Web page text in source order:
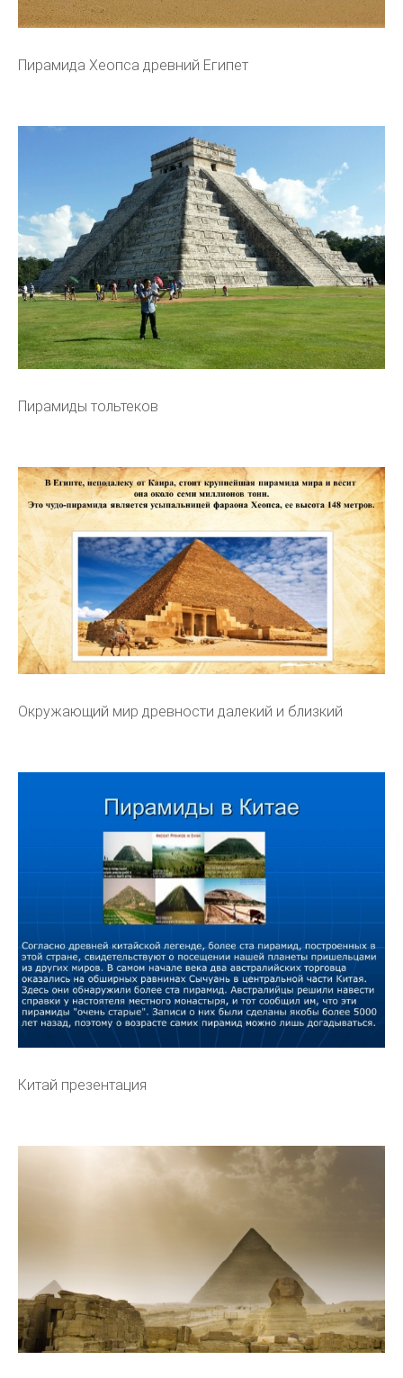
Пирамида Хеопса древний Египет
Пирамиды тольтеков
Окружающий мир древности далекий и близкий
Китай презентация